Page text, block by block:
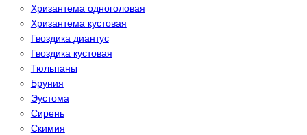
Хризантема одноголовая
Хризантема кустовая
Гвоздика диантус
Гвоздика кустовая
Тюльпаны
Бруния
Эустома
Сирень
Скимия